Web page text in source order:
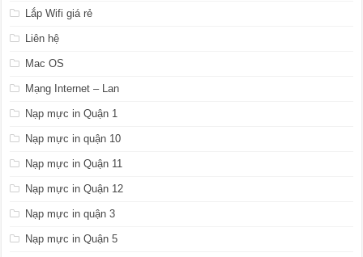
Lắp Wifi giá rẻ
Liên hệ
Mac OS
Mạng Internet – Lan
Nạp mực in Quận 1
Nạp mực in quận 10
Nạp mực in Quận 11
Nạp mực in Quận 12
Nạp mực in quận 3
Nạp mực in Quận 5